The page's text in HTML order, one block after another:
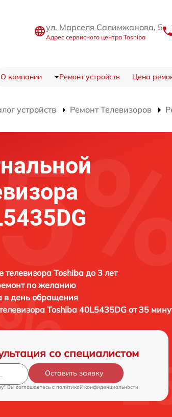
ул. Марселя Салимжанова, 5
Адрес сервисного центра Toshiba
О компании Ремонт устройств Цена
устройств Ремонт Телевизоров
телевизора Toshiba до 3 лет
по желанию
в день обращения
Toshiba 40L5435DG от 35
со специалистом
Оставить заявку
Вы соглашаетесь c политикой конфиденциальности